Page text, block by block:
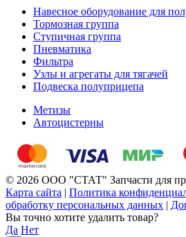
Навесное оборудование для
Тормозная группа
Ступичная группа
Пневматика
Фильтра
Узлы и агрегаты для тягачей
Подвеска полуприцепа
Метизы
Автоцистерны
© 2026 ООО "СТАТ" Запчасти для
Карта сайта | Политика
обработку персональных данных |
Вы точно хотите удалить товар?
Да Нет